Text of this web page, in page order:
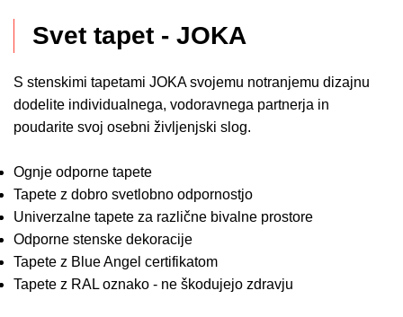
Svet tapet - JOKA
S stenskimi tapetami JOKA svojemu notranjemu dizajnu
dodelite individualnega, vodoravnega partnerja in
poudarite svoj osebni življenjski slog.
Ognje odporne tapete
Tapete z dobro svetlobno odpornostjo
Univerzalne tapete za različne bivalne prostore
Odporne stenske dekoracije
Tapete z Blue Angel certifikatom
Tapete z RAL oznako - ne škodujejo zdravju